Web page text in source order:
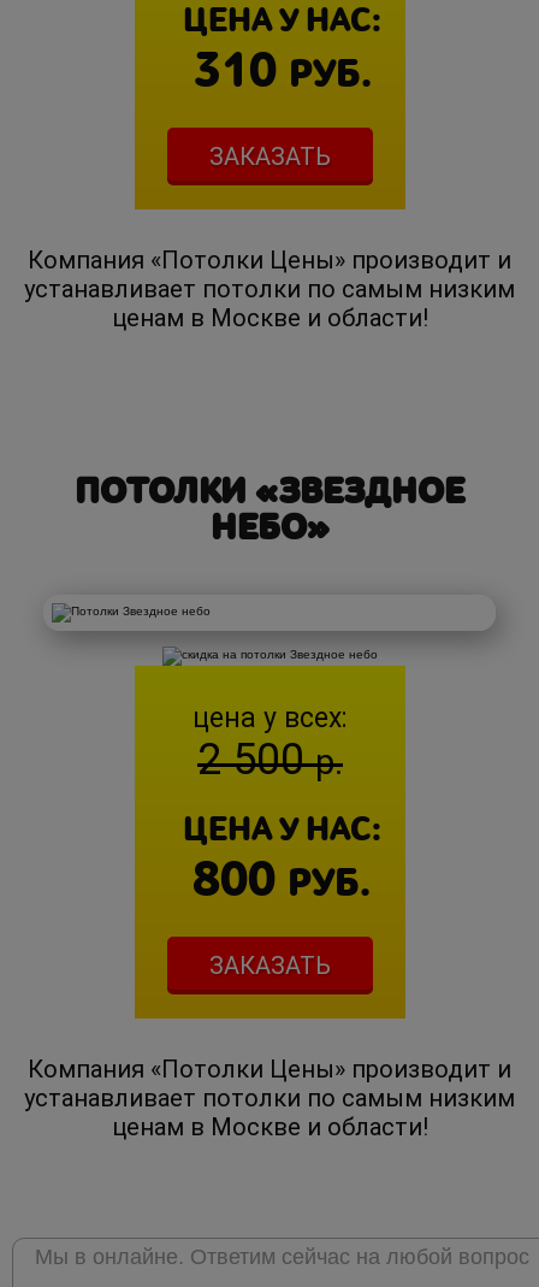
ЦЕНА У НАС:
310 РУБ.
ЗАКАЗАТЬ
Компания «Потолки Цены» производит и
устанавливает потолки по самым низким
ценам в Москве и области!
ПОТОЛКИ «ЗВЕЗДНОЕ
НЕБО»
цена у всех:
2 500р.
ЦЕНА У НАС:
800 РУБ.
ЗАКАЗАТЬ
Компания «Потолки Цены» производит и
устанавливает потолки по самым низким
ценам в Москве и области!
Мы в онлайне. Ответим сейчас на любой вопрос